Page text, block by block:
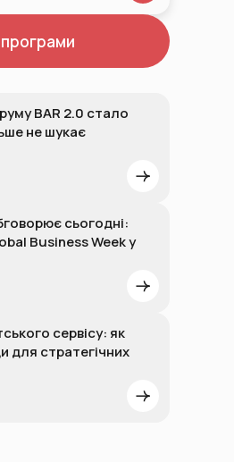
BAR 2.0 стало
не шукає
сьогодні:
Business Week у
сервісу: як
для стратегічних